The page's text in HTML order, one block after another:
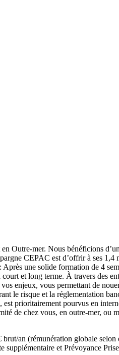
Outre-mer. Nous bénéficions
CEPAC est d’offrir à ses
une solide formation de 4
et long terme. À travers des
enjeux, vous permettant de
le risque et la réglementation
prioritairement pourvus en
de chez vous, en outre-mer, ou
an (rémunération globale selon
et Prévoyance